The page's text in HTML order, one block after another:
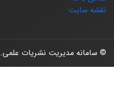
نقشه سایت
© سامانه مدیریت نشریات علمی.